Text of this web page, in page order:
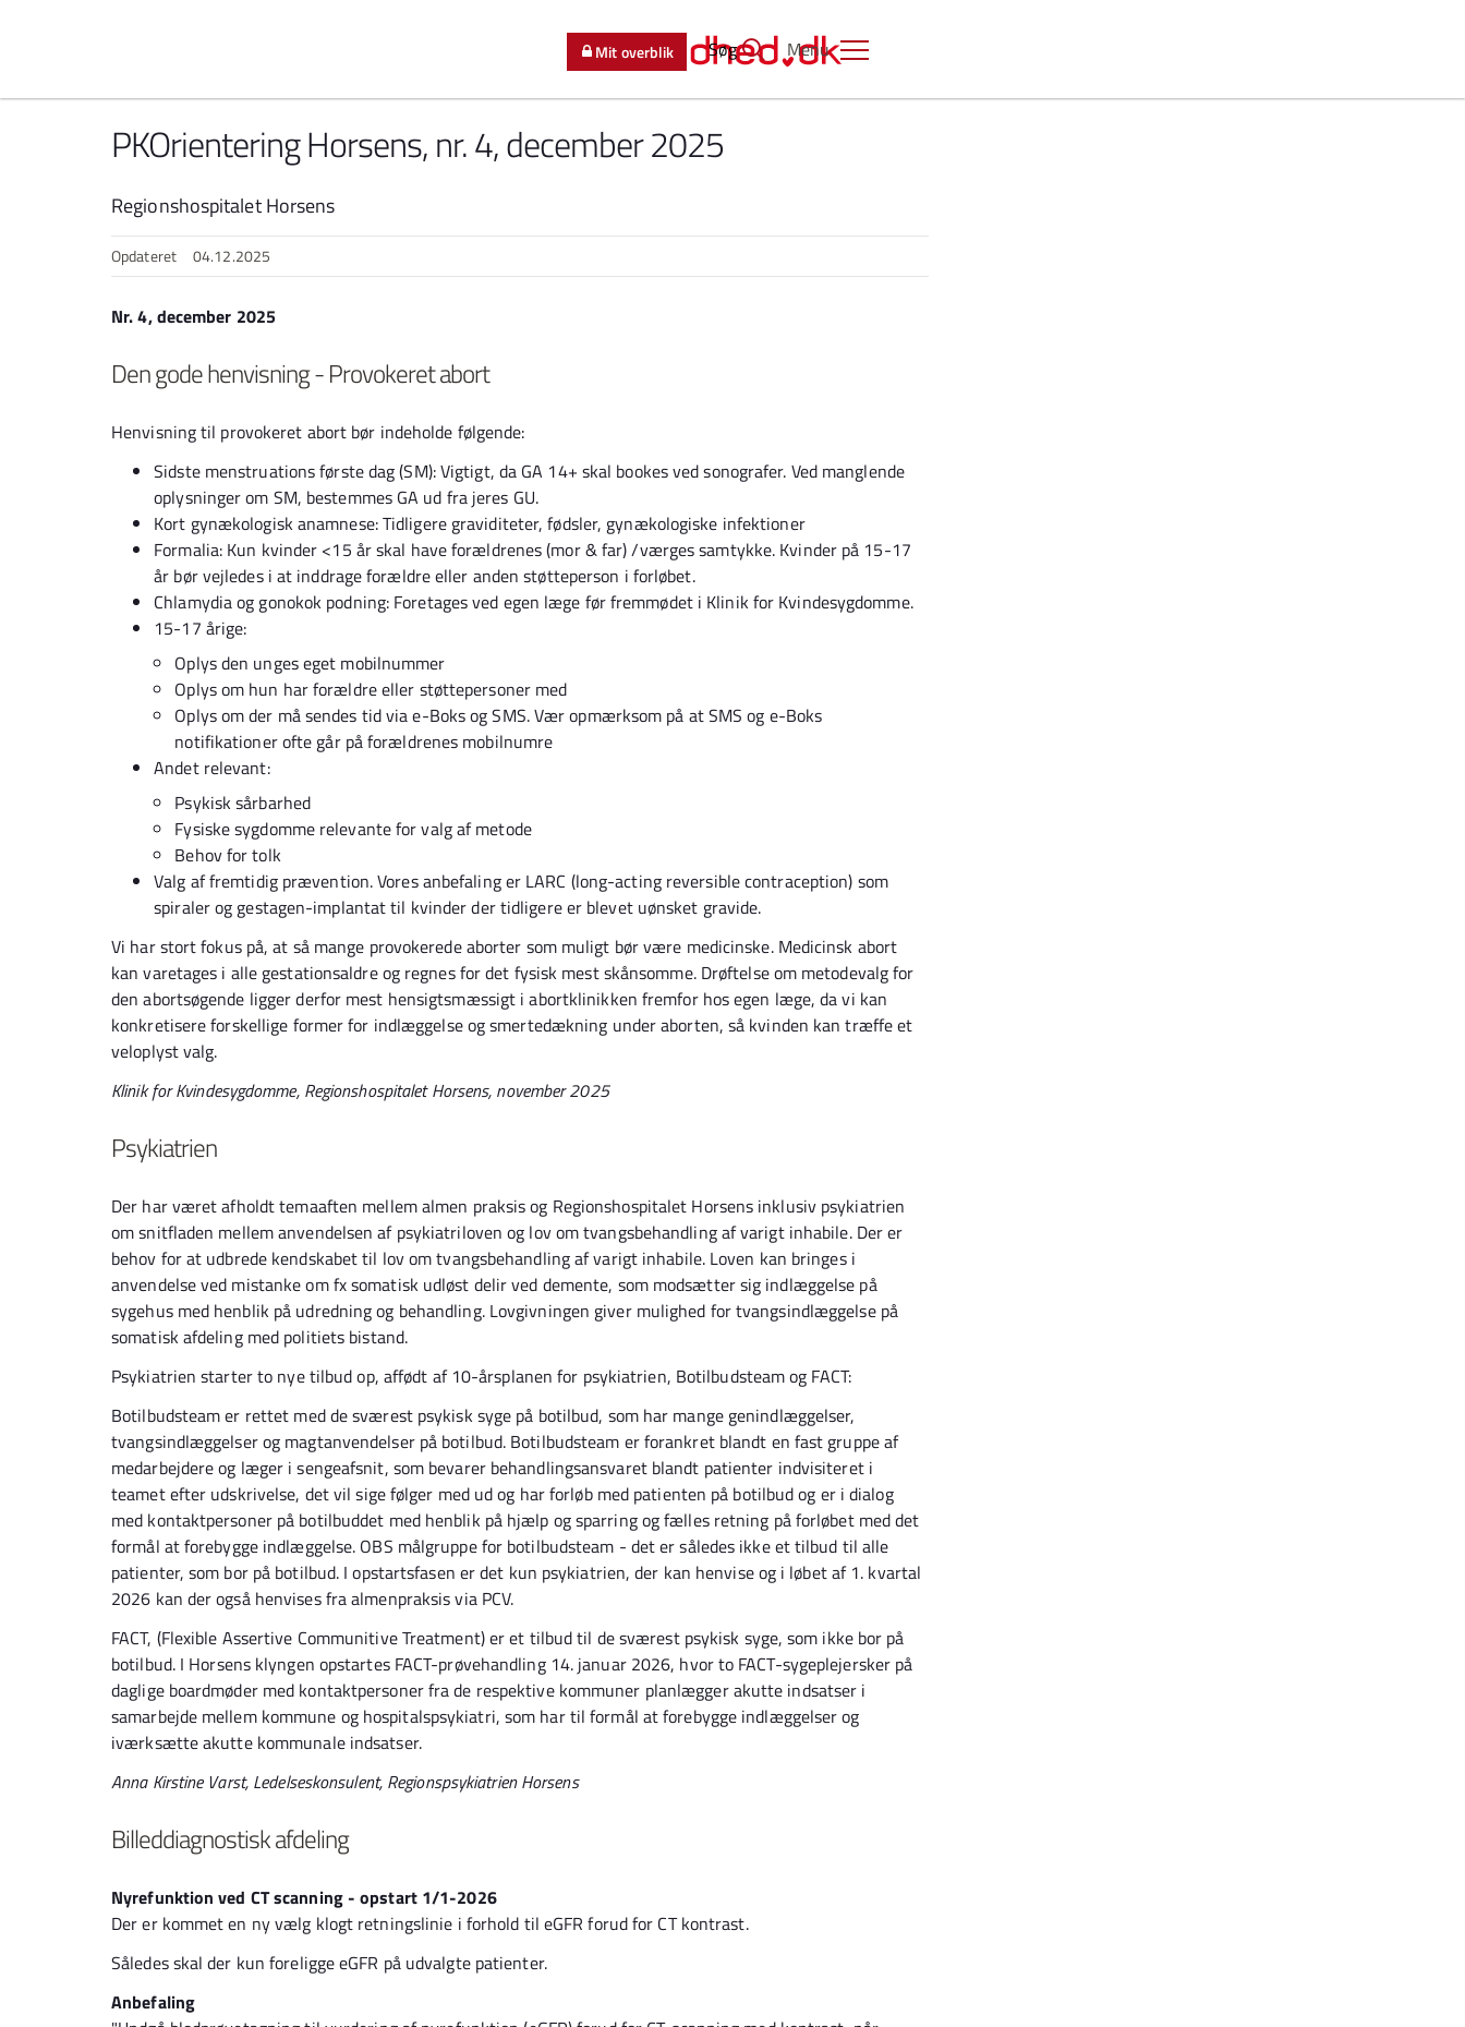
Menu
Søg
Mit overblik
PKOrientering Horsens, nr. 4, december 2025
Regionshospitalet Horsens
Opdateret 04.12.2025
Nr. 4, december 2025
Den gode henvisning - Provokeret abort
Henvisning til provokeret abort bør indeholde følgende:
Sidste menstruations første dag (SM): Vigtigt, da GA 14+ skal bookes ved sonografer. Ved manglende
oplysninger om SM, bestemmes GA ud fra jeres GU.
Kort gynækologisk anamnese: Tidligere graviditeter, fødsler, gynækologiske infektioner
Formalia: Kun kvinder <15 år skal have forældrenes (mor & far) /værges samtykke. Kvinder på 15-17
år bør vejledes i at inddrage forældre eller anden støtteperson i forløbet.
Chlamydia og gonokok podning: Foretages ved egen læge før fremmødet i Klinik for Kvindesygdomme.
15-17 årige:
Oplys den unges eget mobilnummer
Oplys om hun har forældre eller støttepersoner med
Oplys om der må sendes tid via e-Boks og SMS. Vær opmærksom på at SMS og e-Boks
notifikationer ofte går på forældrenes mobilnumre
Andet relevant:
Psykisk sårbarhed
Fysiske sygdomme relevante for valg af metode
Behov for tolk
Valg af fremtidig prævention. Vores anbefaling er LARC (long-acting reversible contraception) som
spiraler og gestagen-implantat til kvinder der tidligere er blevet uønsket gravide.
Vi har stort fokus på, at så mange provokerede aborter som muligt bør være medicinske. Medicinsk abort
kan varetages i alle gestationsaldre og regnes for det fysisk mest skånsomme. Drøftelse om metodevalg for
den abortsøgende ligger derfor mest hensigtsmæssigt i abortklinikken fremfor hos egen læge, da vi kan
konkretisere forskellige former for indlæggelse og smertedækning under aborten, så kvinden kan træffe et
veloplyst valg.
Klinik for Kvindesygdomme, Regionshospitalet Horsens, november 2025
Psykiatrien
Der har været afholdt temaaften mellem almen praksis og Regionshospitalet Horsens inklusiv psykiatrien
om snitfladen mellem anvendelsen af psykiatriloven og lov om tvangsbehandling af varigt inhabile. Der er
behov for at udbrede kendskabet til lov om tvangsbehandling af varigt inhabile. Loven kan bringes i
anvendelse ved mistanke om fx somatisk udløst delir ved demente, som modsætter sig indlæggelse på
sygehus med henblik på udredning og behandling. Lovgivningen giver mulighed for tvangsindlæggelse på
somatisk afdeling med politiets bistand.
Psykiatrien starter to nye tilbud op, affødt af 10-årsplanen for psykiatrien, Botilbudsteam og FACT:
Botilbudsteam er rettet med de sværest psykisk syge på botilbud, som har mange genindlæggelser,
tvangsindlæggelser og magtanvendelser på botilbud. Botilbudsteam er forankret blandt en fast gruppe af
medarbejdere og læger i sengeafsnit, som bevarer behandlingsansvaret blandt patienter indvisiteret i
teamet efter udskrivelse, det vil sige følger med ud og har forløb med patienten på botilbud og er i dialog
med kontaktpersoner på botilbuddet med henblik på hjælp og sparring og fælles retning på forløbet med det
formål at forebygge indlæggelse. OBS målgruppe for botilbudsteam - det er således ikke et tilbud til alle
patienter, som bor på botilbud. I opstartsfasen er det kun psykiatrien, der kan henvise og i løbet af 1. kvartal
2026 kan der også henvises fra almenpraksis via PCV.
FACT, (Flexible Assertive Communitive Treatment) er et tilbud til de sværest psykisk syge, som ikke bor på
botilbud. I Horsens klyngen opstartes FACT-prøvehandling 14. januar 2026, hvor to FACT-sygeplejersker på
daglige boardmøder med kontaktpersoner fra de respektive kommuner planlægger akutte indsatser i
samarbejde mellem kommune og hospitalspsykiatri, som har til formål at forebygge indlæggelser og
iværksætte akutte kommunale indsatser.
Anna Kirstine Varst, Ledelseskonsulent, Regionspsykiatrien Horsens
Billeddiagnostisk afdeling
Nyrefunktion ved CT scanning - opstart 1/1-2026
Der er kommet en ny vælg klogt retningslinie i forhold til eGFR forud for CT kontrast.
Således skal der kun foreligge eGFR på udvalgte patienter.
Anbefaling